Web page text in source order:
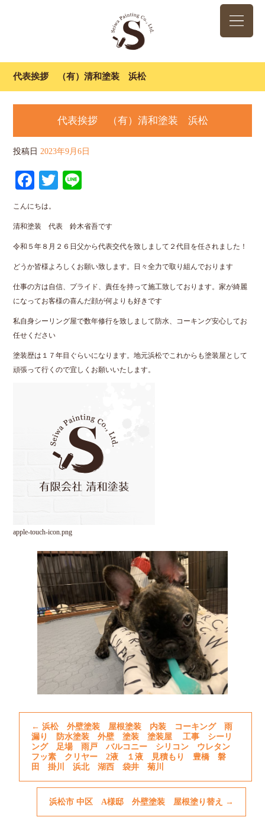
代表挨拶 （有）清和塗装 浜松
代表挨拶 （有）清和塗装 浜松
投稿日 2023年9月6日
Facebook
Twitter
こんにちは。
清和塗装 代表 鈴木省吾です
令和５年８月２６日父から代表交代を致しまして２代目を任されました！
どうか皆様よろしくお願い致します。日々全力で取り組んでおります
仕事の方は自信、プライド、責任を持って施工致しております。家が綺麗
になってお客様の喜んだ顔が何よりも好きです
私自身シーリング屋で数年修行を致しまして防水、コーキング安心してお
任せください
塗装歴は１７年目ぐらいになります。地元浜松でこれからも塗装屋として
頑張って行くので宜しくお願いいたします。
apple-touch-icon.png
← 浜松 外壁塗装 屋根塗装 内装 コーキング 雨
漏り 防水塗装 外壁 塗装 塗装屋 工事 シーリ
ング 足場 雨戸 バルコニー シリコン ウレタン
フッ素 クリヤー 2液 １液 見積もり 豊橋 磐
田 掛川 浜北 湖西 袋井 菊川
浜松市 中区 A様邸 外壁塗装 屋根塗り替え →